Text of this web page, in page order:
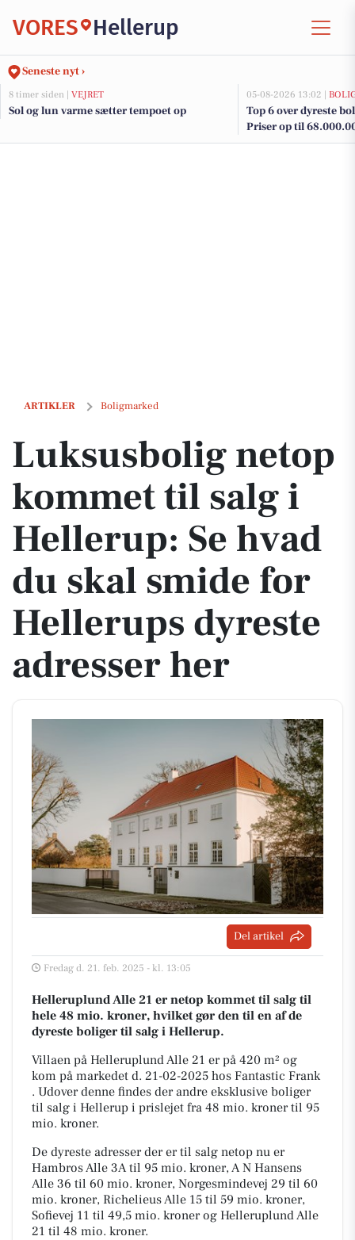
VORES Hellerup
Seneste nyt ›
8 timer siden | VEJRET
Sol og lun varme sætter tempoet op
05-08-2026 13:02 |
Top 6 over dyreste
Priser op til
ARTIKLER Boligmarked
Luksusbolig netop kommet til salg i Hellerup: Se hvad du skal
Luksusbolig netop
kommet til salg i
Hellerup: Se hvad
du skal smide for
Hellerups dyreste
adresser her
Del artikel
Fredag d. 21. feb. 2025 - kl. 13:05
Helleruplund Alle 21 er netop kommet til salg til
hele 48 mio. kroner, hvilket gør den til en af de
dyreste boliger til salg i Hellerup.
Villaen på Helleruplund Alle 21 er på 420 m² og
kom på markedet d. 21-02-2025 hos Fantastic Frank
. Udover denne findes der andre eksklusive boliger
til salg i Hellerup i prislejet fra 48 mio. kroner til 95
mio. kroner.
De dyreste adresser der er til salg netop nu er
Hambros Alle 3A til 95 mio. kroner, A N Hansens
Alle 36 til 60 mio. kroner, Norgesmindevej 29 til 60
mio. kroner, Richelieus Alle 15 til 59 mio. kroner,
Sofievej 11 til 49,5 mio. kroner og Helleruplund Alle
21 til 48 mio. kroner.